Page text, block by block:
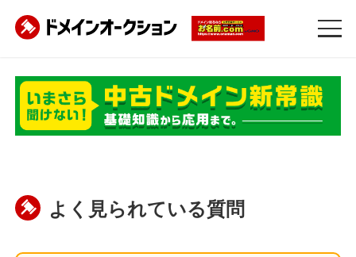
よく見られている質問